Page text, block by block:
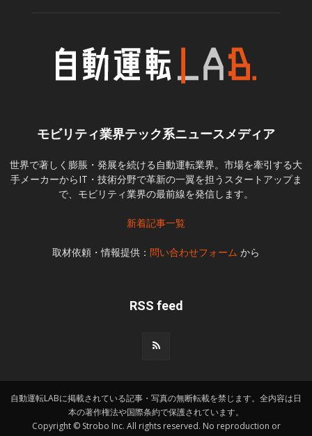
モビリティ業界テック系ニュースメディア
世界で著しく膨脹・発展を続ける自動運転業界。市場を牽引する大
手メーカーからIT・技術分野で革新の一翼を担うスタートアップま
で、モビリティ業界の最前線を発信します。
新着記事一覧
取材依頼・情報提供： 問い合わせフォーム から
RSS feed
自動運転LABに掲載されている記事・写真の無断転載を禁じます。全内容は日
本の著作権法や国際条約で保護されています。
Copyright © Strobo Inc. All rights reserved. No reproduction or